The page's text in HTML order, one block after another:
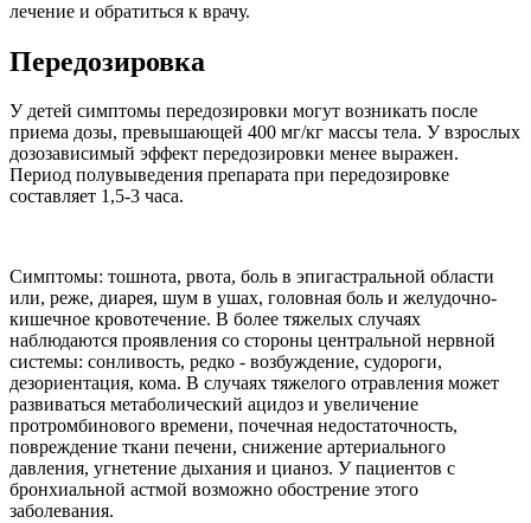
лечение и обратиться к врачу.
Передозировка
У детей симптомы передозировки могут возникать после
приема дозы, превышающей 400 мг/кг массы тела. У взрослых
дозозависимый эффект передозировки менее выражен.
Период полувыведения препарата при передозировке
составляет 1,5-3 часа.
Симптомы: тошнота, рвота, боль в эпигастральной области
или, реже, диарея, шум в ушах, головная боль и желудочно-
кишечное кровотечение. В более тяжелых случаях
наблюдаются проявления со стороны центральной нервной
системы: сонливость, редко - возбуждение, судороги,
дезориентация, кома. В случаях тяжелого отравления может
развиваться метаболический ацидоз и увеличение
протромбинового времени, почечная недостаточность,
повреждение ткани печени, снижение артериального
давления, угнетение дыхания и цианоз. У пациентов с
бронхиальной астмой возможно обострение этого
заболевания.